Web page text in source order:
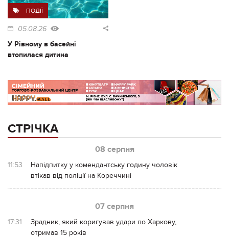
ПОДІЇ
05.08.26
У Рівному в басейні
втопилася дитина
СТРІЧКА
08 серпня
11:53
Напідпитку у комендантську годину чоловік
втікав від поліції на Кореччині
07 серпня
17:31
Зрадник, який коригував удари по Харкову,
отримав 15 років